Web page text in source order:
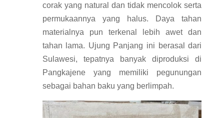
corak yang natural dan tidak mencolok serta
permukaannya yang halus. Daya tahan
materialnya pun terkenal lebih awet dan
tahan lama. Ujung Panjang ini berasal dari
Sulawesi, tepatnya banyak diproduksi di
Pangkajene yang memiliki pegunungan
sebagai bahan baku yang berlimpah.